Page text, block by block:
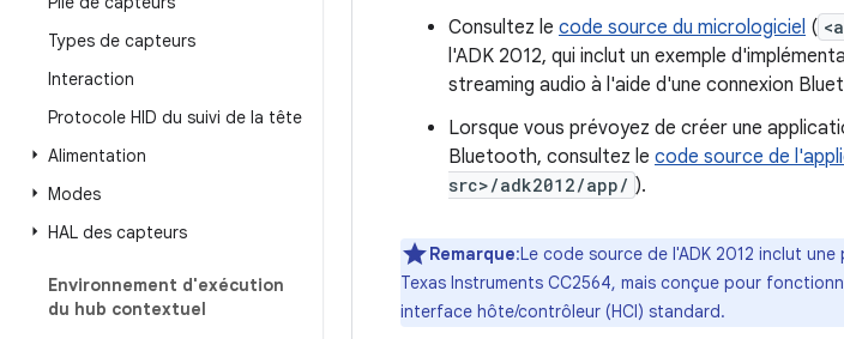
Types de capteurs
Interaction
Protocole HID du suivi de la tête
Alimentation
Modes
HAL des capteurs
Environnement d'exécution
du hub contextuel
Consultez le code source du micrologiciel (
l'ADK 2012, qui inclut un exemple
streaming audio à l'aide d'une connexion
Lorsque vous prévoyez de créer une
Bluetooth, consultez le code source de
src>/adk2012/app/ ).
Remarque:Le code source de l'ADK 2012 inclut
Texas Instruments CC2564, mais conçue pour
interface hôte/contrôleur (HCI) standard.